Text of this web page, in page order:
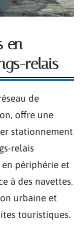
en
relais
de
offre une
stationnement
relais
périphérie et
à des navettes.
urbaine et
touristiques.